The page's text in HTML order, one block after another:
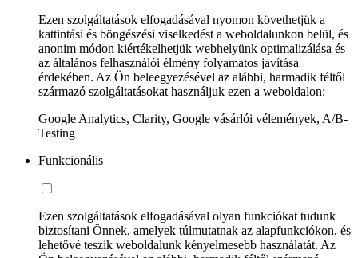
Ezen szolgáltatások elfogadásával nyomon követhetjük a
kattintási és böngészési viselkedést a weboldalunkon belül, és
anonim módon kiértékelhetjük webhelyünk optimalizálása és
az általános felhasználói élmény folyamatos javítása
érdekében. Az Ön beleegyezésével az alábbi, harmadik féltől
származó szolgáltatásokat használjuk ezen a weboldalon:
Google Analytics, Clarity, Google vásárlói vélemények, A/B-
Testing
Funkcionális
Ezen szolgáltatások elfogadásával olyan funkciókat tudunk
biztosítani Önnek, amelyek túlmutatnak az alapfunkciókon, és
lehetővé teszik weboldalunk kényelmesebb használatát. Az